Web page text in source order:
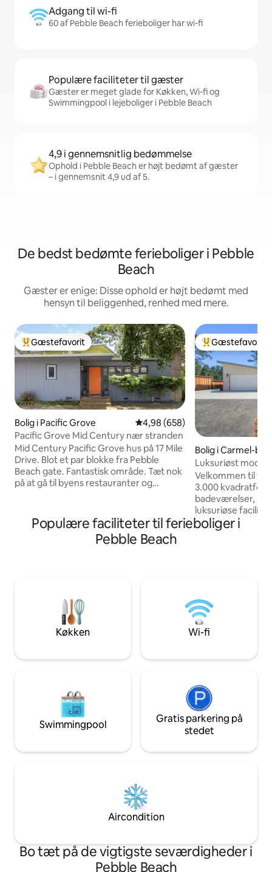
Adgang til wi-fi
60 af Pebble Beach ferieboliger har wi-fi
Populære faciliteter til gæster
Gæster er meget glade for Køkken, Wi-fi og
Swimmingpool i lejeboliger i Pebble Beach
4,9 i gennemsnitlig bedømmelse
Ophold i Pebble Beach er højt bedømt af gæster
– i gennemsnit 4,9 ud af 5.
De bedst bedømte ferieboliger i Pebble
Beach
Gæster er enige: Disse ophold er højt bedømt med
hensyn til beliggenhed, renhed med mere.
Bedste gæstefavorit
Gæstefavorit
Bolig i Pacific Grove 4,98 ud af 5 i gennemsnitlig
4,98 (658)
Pacific Grove Mid Century nær stranden
Mid Century Pacific Grove hus på 17 Mile
Drive. Blot et par blokke fra Pebble
Beach gate. Fantastisk område. Tæt nok
på at gå til byens restauranter og
vores hjem. Privat gårdhave med
terrasse og udendørsmøbler til
undtagelser for nogen af
begrænsningerne.
Bedste
Gæstefavorit
Bolig i Carmel-
Luksuriøst
OK | GRATIS
Velkommen til
3.000 kvadratfod
badeværelser,
luksuriøse
to-etagers hus:
fjernsyn,
oplader i
få minutter til
og shopping. Hav
familien og
Populære faciliteter til ferieboliger i
Pebble Beach
Køkken Wi-fi
Swimmingpool
Gratis parkering på
stedet
Aircondition
Bo tæt på de vigtigste seværdigheder i
Pebble Beach